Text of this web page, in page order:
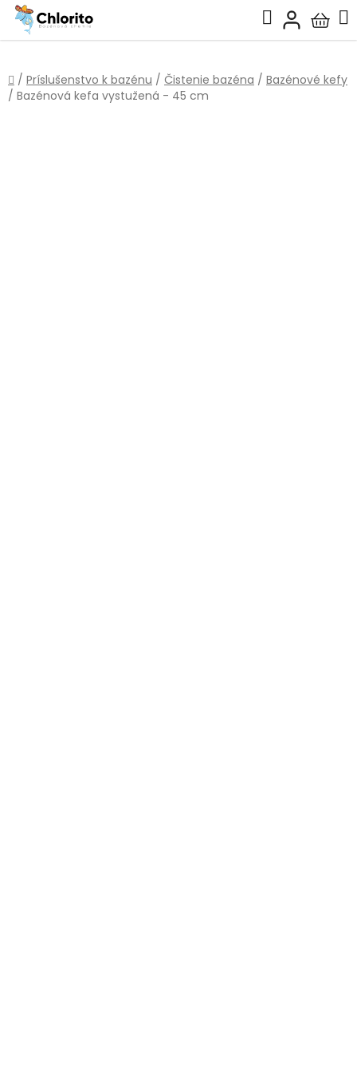
Prejsť
obsah
Hľadať
košík
Domov
/ Príslušenstvo k bazénu / Čistenie bazéna / Bazénové kefy
/ Bazénová kefa vystužená - 45 cm